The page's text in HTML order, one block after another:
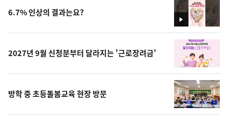
영
상
6.7% 인상의 결과는요?
2027년 9월 신청분부터 달라지는 '근로장려금'
방학 중 초등돌봄교육 현장 방문